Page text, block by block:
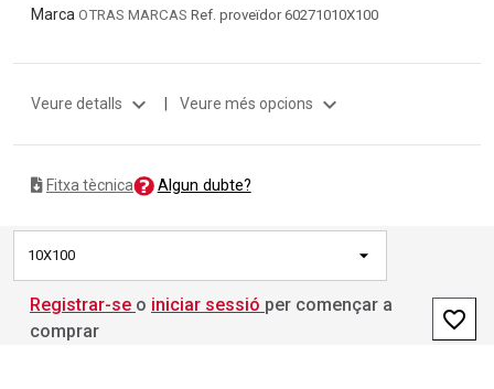
Marca OTRAS MARCAS Ref. proveïdor 60271010X100
Veure detalls expand_more | Veure més opcions expand_more
Fitxa tècnica Algun dubte?
10X100
Registrar-se o iniciar sessió per començar a
comprar
favorite_border